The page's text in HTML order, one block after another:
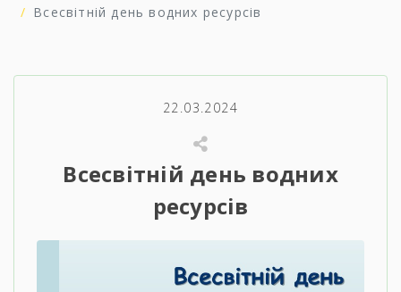
Всесвітній день водних ресурсів
22.03.2024
Всесвітній день водних
ресурсів